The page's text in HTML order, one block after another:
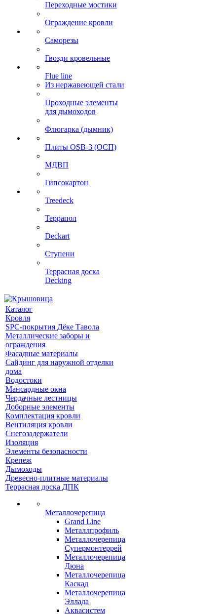
Переходные мостики
Ограждение кровли
Саморезы
Гвозди кровельные
Flue line
Из нержавеющей стали
Проходные элементы
для дымоходов
Флюгарка (дымник)
Плиты OSB-3 (ОСП)
МДВП
Гипсокартон
Treedeck
Террапол
Deckart
Ступени
Террасная доска
Decking
Каталог
Кровля
SPC-покрытия Дёке Тавола
Металлические заборы и
ограждения
Фасадные материалы
Сайдинг для наружной отделки
дома
Водостоки
Мансардные окна
Чердачные лестницы
Доборные элементы
Комплектация кровли
Вентиляция кровли
Снегозадержатели
Изоляция
Элементы безопасности
Крепеж
Дымоходы
Древесно-плитные материалы
Террасная доска ДПК
Металлочерепица
Grand Line
Металлпрофиль
Металлочерепица
Супермонтеррей
Металлочерепица
Дюна
Металлочерепица
Каскад
Металлочерепица
Эллада
Аквасистем